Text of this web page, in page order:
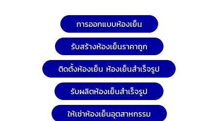
การออกแบบห้องเย็น
รับสร้างห้องเย็นราคาถูก
ติดตั้งห้องเย็น ห้องเย็นสำเร็จรูป
รับผลิตห้องเย็นสำเร็จรูป
ให้เช่าห้องเย็นอุตสาหกรรม